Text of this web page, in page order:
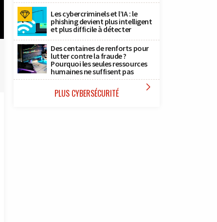
Les cybercriminels et l’IA : le
phishing devient plus intelligent
et plus difficile à détecter
Des centaines de renforts pour
lutter contre la fraude ?
Pourquoi les seules ressources
humaines ne suffisent pas
PLUS CYBERSÉCURITÉ 